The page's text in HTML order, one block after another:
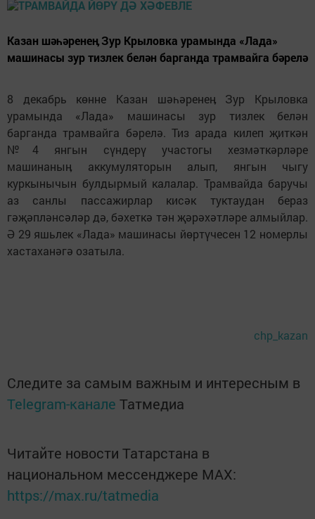
Казан шәһәренеӊ Зур Крыловка урамында «Лада»
машинасы зур тизлек белән барганда трамвайга бәрелә
8 декабрь көнне Казан шәһәренеӊ Зур Крыловка
урамында «Лада» машинасы зур тизлек белән
барганда трамвайга бәрелә. Тиз арада килеп җиткән
№4 янгын сүндерү участогы хезмәткәрләре
машинаныӊ аккумуляторын алып, янгын чыгу
куркынычын булдырмый калалар. Трамвайда баручы
аз санлы пассажирлар кисәк туктаудан бераз
гәҗәпләнсәләр дә, бәхеткә тән җәрәхәтләре алмыйлар.
Ә 29 яшьлек «Лада» машинасы йөртүчесен 12 номерлы
хастаханәгә озатыла.
chp_kazan
Следите за самым важным и интересным в
Telegram-канале Татмедиа
Читайте новости Татарстана в
национальном мессенджере MАХ:
https://max.ru/tatmedia